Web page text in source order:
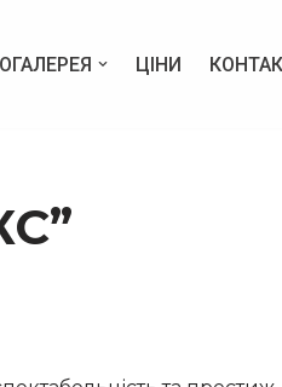
ЦІНИ